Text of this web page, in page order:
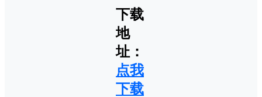
下载
地
址：
点我
下载